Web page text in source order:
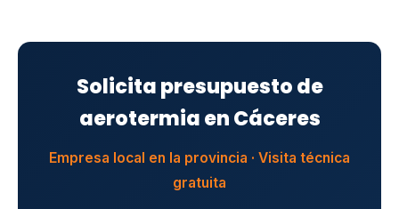
Solicita presupuesto de
aerotermia en Cáceres
Empresa local en la provincia · Visita técnica
gratuita